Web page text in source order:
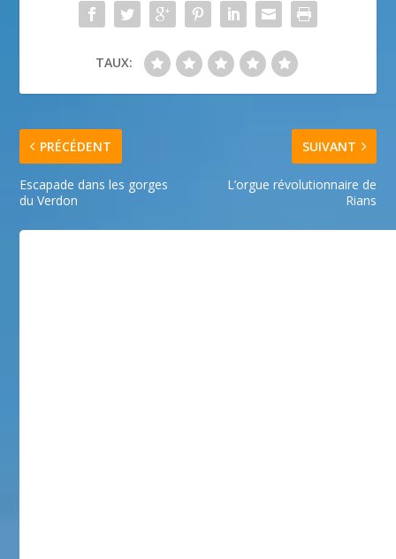
TAUX:
PRÉCÉDENT
Escapade dans les gorges
du Verdon
SUIVANT
L’orgue révolutionnaire de
Rians